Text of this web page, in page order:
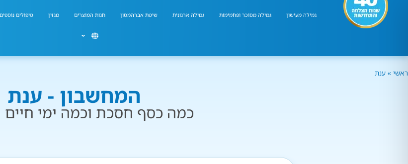
גמילה מעישון גמילה מסוכר ופחמימות גמילה ארגונית שיטת אברהמסון חנות המוצרים מגזין טיפולים נוספים
ראשי » ענת
המחשבון - ענת
כמה כסף חסכת וכמה ימי חיים